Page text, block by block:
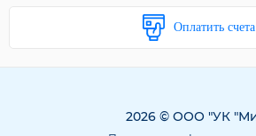
Оплатить счета
2026 © ООО "УК